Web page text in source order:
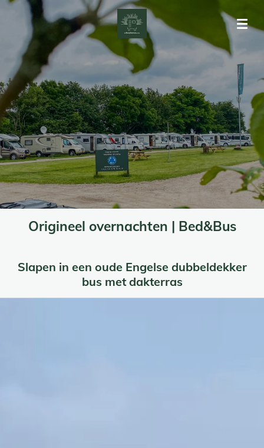
hoofdinhoud
Origineel overnachten | Bed&Bus
Slapen in een oude Engelse dubbeldekker
bus met dakterras